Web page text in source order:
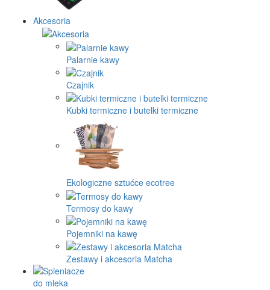
Akcesoria
Palarnie kawy
Czajnik
Kubki termiczne i butelki termiczne
Ekologiczne sztućce ecotree
Termosy do kawy
Pojemniki na kawę
Zestawy i akcesoria Matcha